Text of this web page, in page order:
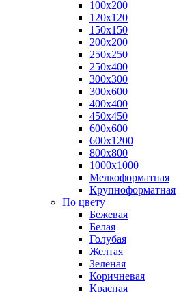
100х200
120х120
150х150
200х200
250х250
250х400
300х300
300х600
400х400
450х450
600х600
600х1200
800х800
1000х1000
Мелкоформатная
Крупноформатная
По цвету
Бежевая
Белая
Голубая
Желтая
Зеленая
Коричневая
Красная